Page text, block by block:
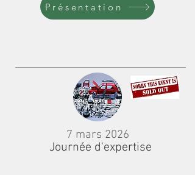
Présentation
7 mars 2026
Journée d'expertise